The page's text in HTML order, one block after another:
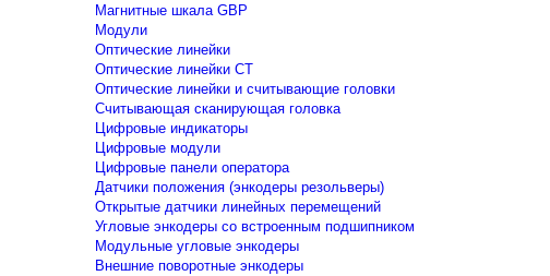
Магнитные шкала GBP
Модули
Оптические линейки
Оптические линейки CT
Оптические линейки и считывающие головки
Считывающая сканирующая головка
Цифровые индикаторы
Цифровые модули
Цифровые панели оператора
Датчики положения (энкодеры резольверы)
Открытые датчики линейных перемещений
Угловые энкодеры со встроенным подшипником
Модульные угловые энкодеры
Внешние поворотные энкодеры